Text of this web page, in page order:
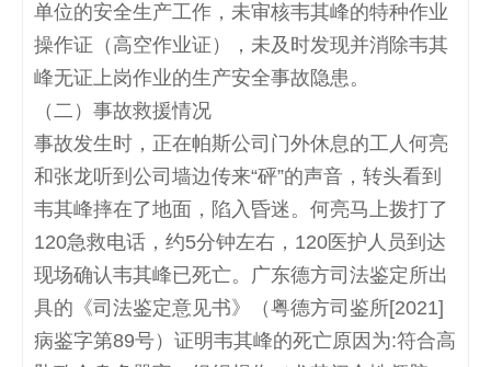
单位的安全生产工作，未审核韦其峰的特种作业
操作证（高空作业证），未及时发现并消除韦其
峰无证上岗作业的生产安全事故隐患。
（二）事故救援情况
事故发生时，正在帕斯公司门外休息的工人何亮
和张龙听到公司墙边传来“砰”的声音，转头看到
韦其峰摔在了地面，陷入昏迷。何亮马上拨打了
120急救电话，约5分钟左右， 120医护人员到达
现场确认韦其峰已死亡。广东德方司法鉴定所出
具的《司法鉴定意见书》（粤德方司鉴所[2021]
病鉴字第89号）证明韦其峰的死亡原因为:符合高